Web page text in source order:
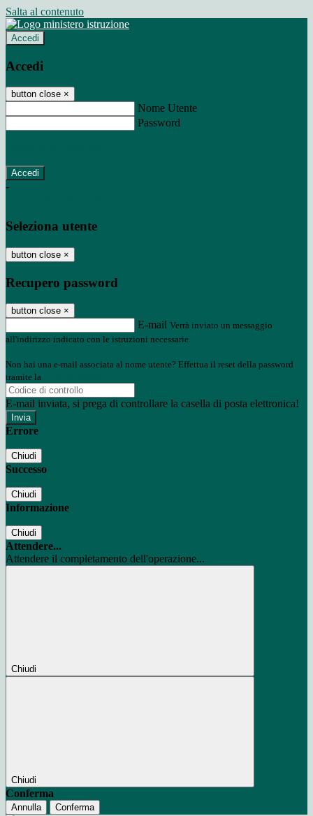
Salta al contenuto
Accedi
Accedi
button close ×
Nome Utente
Password
-
Seleziona utente
button close ×
Recupero password
button close ×
E-mail Verrà inviato un messaggio
all'indirizzo indicato con le istruzioni necessarie.
Non hai una e-mail associata al nome utente? Effettua il reset della password
tramite la
E-mail inviata, si prega di controllare la casella di posta elettronica!
Errore
Chiudi
Successo
Chiudi
Informazione
Chiudi
Attendere...
Attendere il completamento dell'operazione...
Chiudi
Chiudi
Conferma
Annulla Conferma